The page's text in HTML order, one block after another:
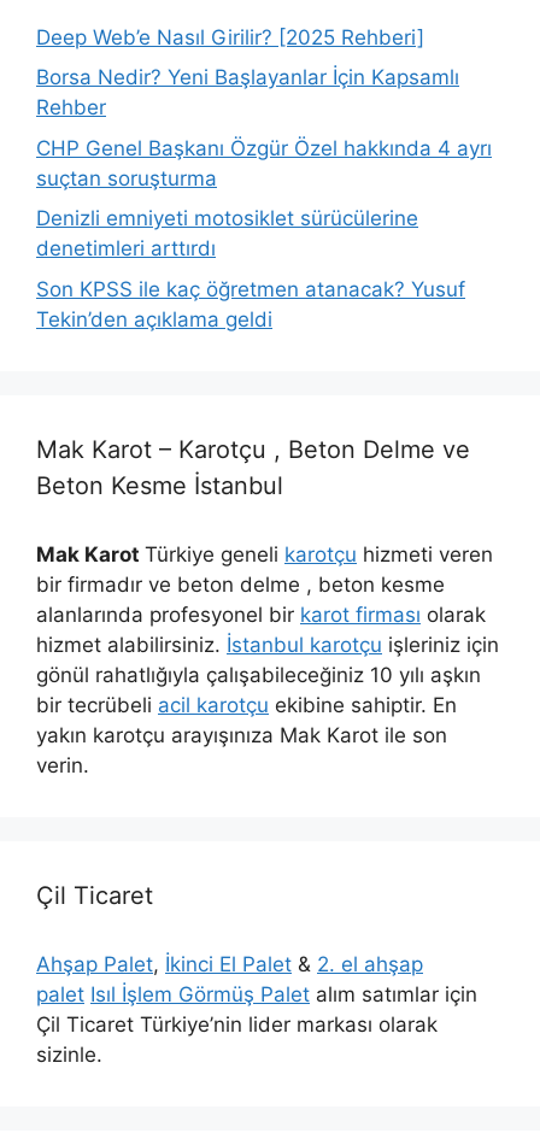
Deep Web’e Nasıl Girilir? [2025 Rehberi]
Borsa Nedir? Yeni Başlayanlar İçin Kapsamlı
Rehber
CHP Genel Başkanı Özgür Özel hakkında 4 ayrı
suçtan soruşturma
Denizli emniyeti motosiklet sürücülerine
denetimleri arttırdı
Son KPSS ile kaç öğretmen atanacak? Yusuf
Tekin’den açıklama geldi
Mak Karot – Karotçu , Beton Delme ve
Beton Kesme İstanbul
Mak Karot Türkiye geneli karotçu hizmeti veren
bir firmadır ve beton delme , beton kesme
alanlarında profesyonel bir karot firması olarak
hizmet alabilirsiniz. İstanbul karotçu işleriniz için
gönül rahatlığıyla çalışabileceğiniz 10 yılı aşkın
bir tecrübeli acil karotçu ekibine sahiptir. En
yakın karotçu arayışınıza Mak Karot ile son
verin.
Çil Ticaret
Ahşap Palet, İkinci El Palet & 2. el ahşap
palet Isıl İşlem Görmüş Palet alım satımlar için
Çil Ticaret Türkiye’nin lider markası olarak
sizinle.